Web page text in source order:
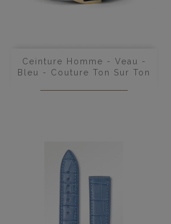
Ceinture Homme - Veau -
Bleu - Couture Ton Sur Ton